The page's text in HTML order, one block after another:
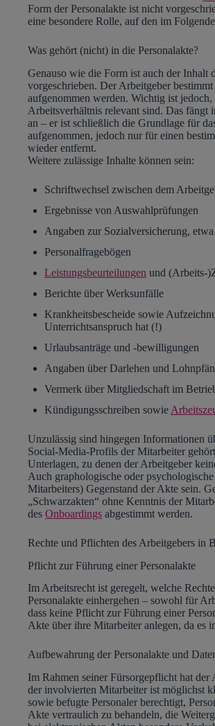
Form der Personalakte ist nicht
eine besondere Rolle, auf den im
Was gehört (nicht) in die Personalakte?
Genauso wie die Form ist auch der Inhalt
vorgeschrieben. Der Arbeitgeber
aufgenommen werden. Wichtig ist
Arbeitsverhältnis relevant sind. Das fängt
an – er ist schließlich die Grundlage für
aufgenommen, jedoch nur für einen
wieder entfernt.
Weitere zulässige Inhalte können sein:
Schriftwechsel zwischen dem
Ergebnisse von Auswahlprüfungen
Angaben zur Sozialversicherung,
Personalfragebögen
Leistungsbeurteilungen und (Arbeits-
Berichte über Werksunfälle
Krankheitsbescheide sowie
Unterrichtsanspruch hat (!)
Urlaubsanträge und -bewilligungen
Angaben über Darlehen und
Vermerk über Mitgliedschaft im
Kündigungsschreiben sowie
Unzulässig sind hingegen Informationen
Social-Media-Profils der Mitarbeiter
Unterlagen, zu denen der Arbeitgeber
Auch graphologische oder
Mitarbeiters) Gegenstand der Akte sein.
„Schwarzakten“ ohne Kenntnis der
des Onboardings abgestimmt werden.
Rechte und Pflichten des Arbeitgebers in
Pflicht zur Führung einer Personalakte
Im Arbeitsrecht ist geregelt, welche
Personalakte einhergehen – sowohl für
dass keine Pflicht zur Führung einer
Akte über ihre Mitarbeiter anlegen, da es
Aufbewahrung der Personalakte und
Im Rahmen seiner Fürsorgepflicht hat
der involvierten Mitarbeiter ist möglichst
sowie befugte Personaler berechtigt,
Akte vertraulich zu behandeln, die